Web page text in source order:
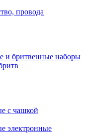
провода
и бритвенные наборы
с чашкой
электронные